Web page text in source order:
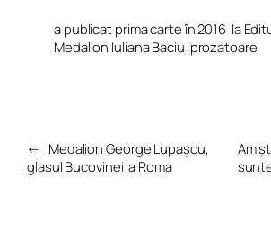
a publicat prima carte în 2016 la
Medalion Iuliana Baciu prozatoare
← Medalion George Lupașcu,
glasul Bucovinei la Roma
Am